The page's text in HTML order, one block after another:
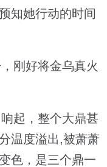
知她行动的时间
刚好将金乌真火
起，整个大鼎甚
温度溢出,被萧萧
色，是三个鼎一